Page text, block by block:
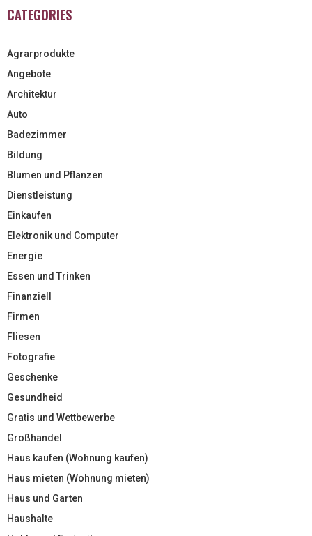
CATEGORIES
Agrarprodukte
Angebote
Architektur
Auto
Badezimmer
Bildung
Blumen und Pflanzen
Dienstleistung
Einkaufen
Elektronik und Computer
Energie
Essen und Trinken
Finanziell
Firmen
Fliesen
Fotografie
Geschenke
Gesundheid
Gratis und Wettbewerbe
Großhandel
Haus kaufen (Wohnung kaufen)
Haus mieten (Wohnung mieten)
Haus und Garten
Haushalte